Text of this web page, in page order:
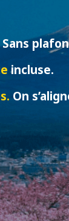
Sans
incluse.
On